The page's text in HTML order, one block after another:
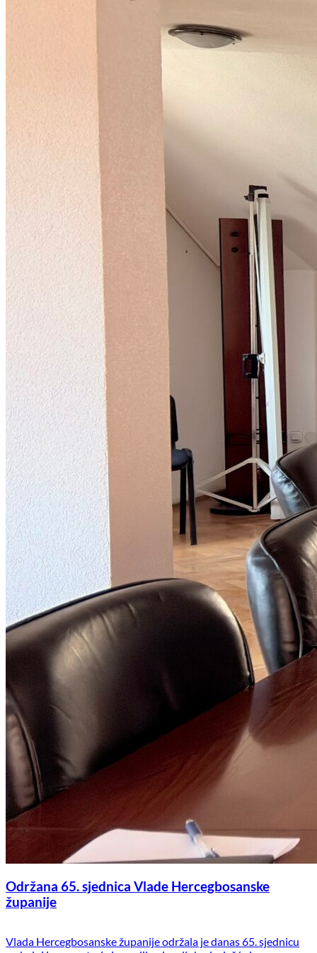
Održana 65. sjednica Vlade Hercegbosanske
županije
Vlada Hercegbosanske županije održala je danas 65. sjednicu